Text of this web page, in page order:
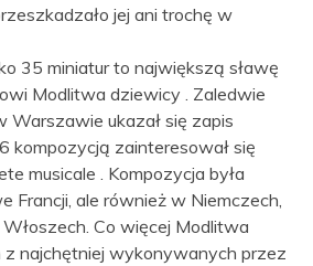
jej ani trochę w
35 miniatur to największą sławę
Modlitwa dziewicy . Zaledwie
Warszawie ukazał się zapis
kompozycją zainteresował się
musicale . Kompozycja była
Francji, ale również w Niemczech,
Co więcej Modlitwa
najchętniej wykonywanych przez